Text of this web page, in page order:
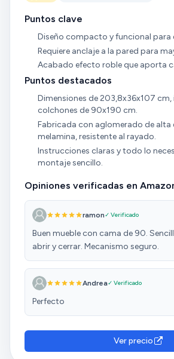
Puntos clave
Diseño compacto y funcional para
Requiere anclaje a la pared para
Acabado efecto roble que aporta
Puntos destacados
Dimensiones de 203,8x36x107 cm,
colchones de 90x190 cm.
Fabricada con aglomerado de alta
melamina, resistente al rayado.
Instrucciones claras y todo lo
montaje sencillo.
Opiniones verificadas en
ramon✓ Verificado
Buen mueble con cama de 90.
abrir y cerrar. Mecanismo seguro.
Andrea✓ Verificado
Perfecto
Ver precio